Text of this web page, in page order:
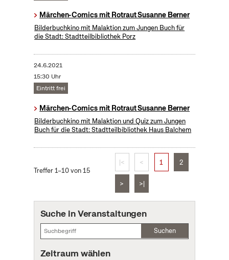
Märchen-Comics mit Rotraut Susanne Berner
Bilderbuchkino mit Malaktion zum Jungen Buch für
die Stadt: Stadtteilbibliothek Porz
24.6.2021
15:30 Uhr
Eintritt frei
Märchen-Comics mit Rotraut Susanne Berner
Bilderbuchkino mit Malaktion und Quiz zum Jungen
Buch für die Stadt: Stadtteilbibliothek Haus Balchem
Treffer 1–10 von 15
|< < 1 2
> >|
Suche in Veranstaltungen
Suchen
Zeitraum wählen